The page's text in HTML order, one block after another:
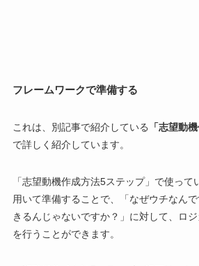
フレームワークで準備する
これは、別記事で紹介している
「志望動
で詳しく紹介しています。
「志望動機作成方法5ステップ」で使って
用いて準備することで、「なぜウチなん
きるんじゃないですか？」に対して、ロ
を行うことができます。